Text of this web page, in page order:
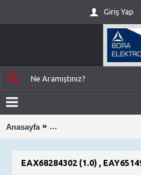
Giriş Yap
Anasayfa » EAX68284302 (1.0) ,